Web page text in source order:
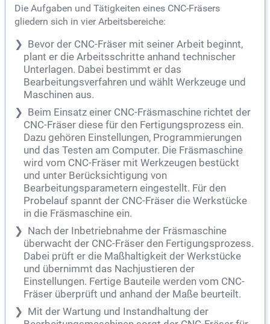
Die Aufgaben und Tätigkeiten eines CNC-Fräsers
gliedern sich in vier Arbeitsbereiche:
Bevor der CNC-Fräser mit seiner Arbeit beginnt,
plant er die Arbeitsschritte anhand technischer
Unterlagen. Dabei bestimmt er das
Bearbeitungsverfahren und wählt Werkzeuge und
Maschinen aus.
Beim Einsatz einer CNC-Fräsmaschine richtet der
CNC-Fräser diese für den Fertigungsprozess ein.
Dazu gehören Einstellungen, Programmierungen
und das Testen am Computer. Die Fräsmaschine
wird vom CNC-Fräser mit Werkzeugen bestückt
und unter Berücksichtigung von
Bearbeitungsparametern eingestellt. Für den
Probelauf spannt der CNC-Fräser die Werkstücke
in die Fräsmaschine ein.
Nach der Inbetriebnahme der Fräsmaschine
überwacht der CNC-Fräser den Fertigungsprozess.
Dabei prüft er die Maßhaltigkeit der Werkstücke
und übernimmt das Nachjustieren der
Einstellungen. Fertige Bauteile werden vom CNC-
Fräser überprüft und anhand der Maße beurteilt.
Mit der Wartung und Instandhaltung der